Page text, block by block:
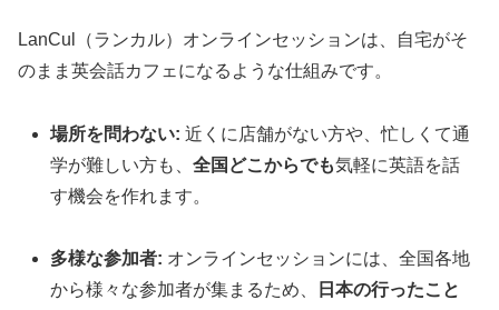
LanCul（ランカル）オンラインセッションは、自宅がそ
のまま英会話カフェになるような仕組みです。
場所を問わない: 近くに店舗がない方や、忙しくて通
学が難しい方も、全国どこからでも気軽に英語を話
す機会を作れます。
多様な参加者: オンラインセッションには、全国各地
から様々な参加者が集まるため、
日本の行ったこと